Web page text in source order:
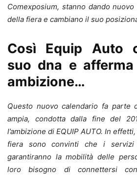
Comexposium, stanno dando nuovo
della fiera e cambiano il suo
Così Equip Auto
suo dna e
ambizione…
Questo nuovo calendario fa parte
ampia, condotta dalla fine del
l’ambizione di EQUIP AUTO. In
fiera sono convinti che i servizi
garantiranno la mobilità delle
loro bisogno di connettersi